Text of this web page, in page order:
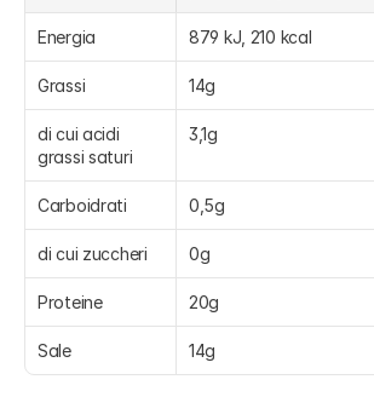
Energia 879 kJ, 210 kcal
Grassi 14g
di cui acidi
grassi saturi
3,1g
Carboidrati 0,5g
di cui zuccheri 0g
Proteine 20g
Sale 14g